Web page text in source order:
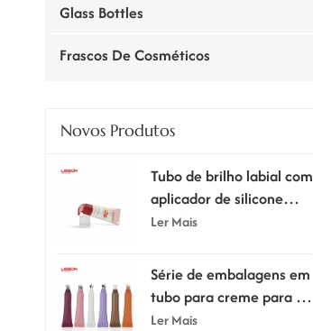
Glass Bottles
Frascos De Cosméticos
Novos Produtos
Tubo de brilho labial com
aplicador de silicone
supermacio
Ler Mais
Série de embalagens em
tubo para creme para os
olhos com aplicador.
Ler Mais